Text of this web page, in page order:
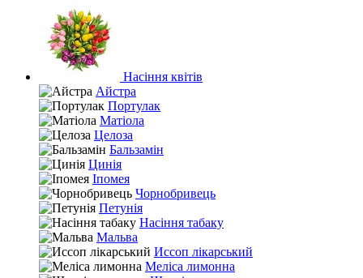
Насіння квітів
Айстра
Портулак
Матіола
Целоза
Бальзамін
Цинія
Іпомея
Чорнобривець
Петунія
Насіння табаку
Мальва
Иссоп лікарський
Меліса лимонна